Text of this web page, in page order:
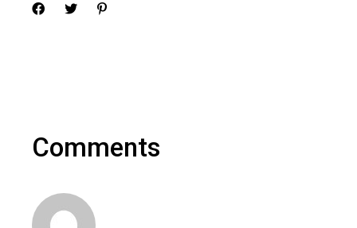
Comments